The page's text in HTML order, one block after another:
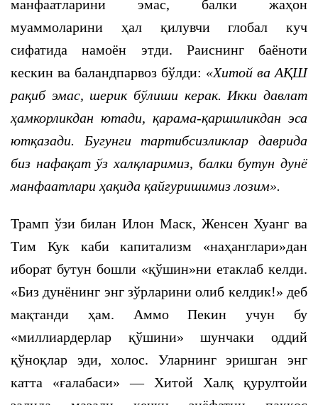
манфаатларини эмас, балки жаҳон
муаммоларини ҳал қилувчи глобал куч
сифатида намоён этди. Раиснинг баёноти
кескин ва баландпарвоз бўлди: «Хитой ва АҚШ
рақиб эмас, шерик бўлиши керак. Икки давлат
ҳамкорликдан ютади, қарама-қаршиликдан эса
ютқазади. Бугунги тартибсизликлар даврида
биз нафақат ўз халқларимиз, балки бутун дунё
манфаатлари ҳақида қайғуришимиз лозим».
Трамп ўзи билан Илон Маск, Женсен Хуанг ва
Тим Кук каби капитализм «наҳанглари»дан
иборат бутун бошли «қўшин»ни етаклаб келди.
«Биз дунёнинг энг зўрларини олиб келдик!» деб
мақтанди ҳам. Аммо Пекин учун бу
«миллиардерлар қўшини» шунчаки оддий
қўноқлар эди, холос. Уларнинг эришган энг
катта «ғалабаси» — Хитой Халқ қурултойи